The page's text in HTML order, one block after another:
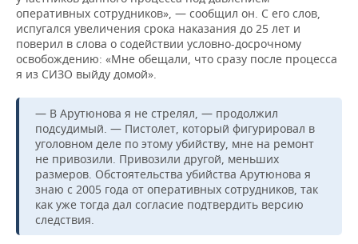
оперативных сотрудников», — сообщил он. С его слов,
испугался увеличения срока наказания до 25 лет и
поверил в слова о содействии условно-досрочному
освобождению: «Мне обещали, что сразу после процесса
я из СИЗО выйду домой».
— В Арутюнова я не стрелял, — продолжил
подсудимый. — Пистолет, который фигурировал в
уголовном деле по этому убийству, мне на ремонт
не привозили. Привозили другой, меньших
размеров. Обстоятельства убийства Арутюнова я
знаю с 2005 года от оперативных сотрудников, так
как уже тогда дал согласие подтвердить версию
следствия.